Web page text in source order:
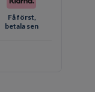
Få först,
betala sen